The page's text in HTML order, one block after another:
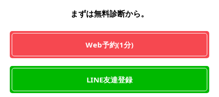
まずは無料診断から。
Web予約(1分)
LINE友達登録